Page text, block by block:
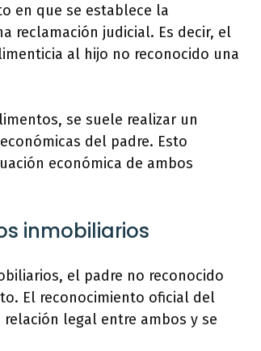
en que se establece la
reclamación judicial. Es decir, el
al hijo no reconocido una
se suele realizar un
del padre. Esto
económica de ambos
inmobiliarios
el padre no reconocido
El reconocimiento oficial del
legal entre ambos y se